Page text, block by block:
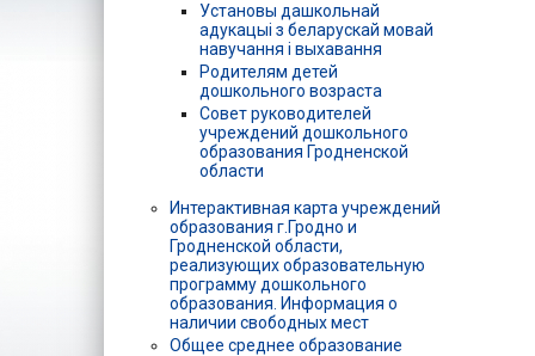
Установы дашкольнай
адукацыі з беларускай мовай
навучання і выхавання
Родителям детей
дошкольного возраста
Совет руководителей
учреждений дошкольного
образования Гродненской
области
Интерактивная карта учреждений
образования г.Гродно и
Гродненской области,
реализующих образовательную
программу дошкольного
образования. Информация о
наличии свободных мест
Общее среднее образование